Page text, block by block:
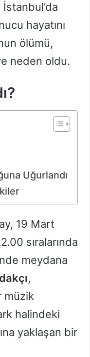
İstanbul’da
hayatını
ölümü,
neden oldu.
Uğurlandı
19 Mart
sıralarında
meydana
,
müzik
halindeki
yaklaşan bir